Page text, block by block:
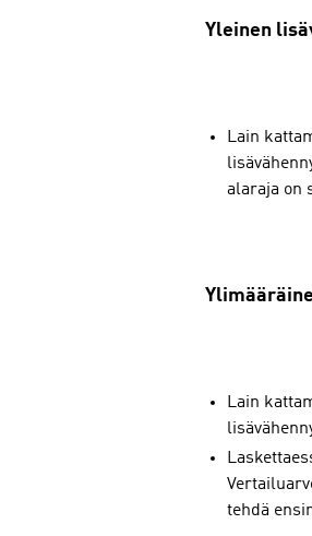
Yleinen
Lain
alaraja on
Lain
tehdä